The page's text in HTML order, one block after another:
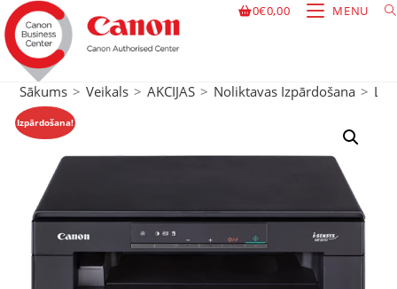
0€0,00 MENU
Sākums > Veikals > AKCIJAS > Noliktavas Izpārdošana >
Izpārdošana!